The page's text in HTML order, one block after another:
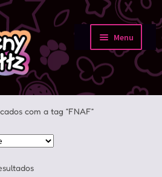
Menu
Início
Loja
com a tag “FNAF”
Classificado